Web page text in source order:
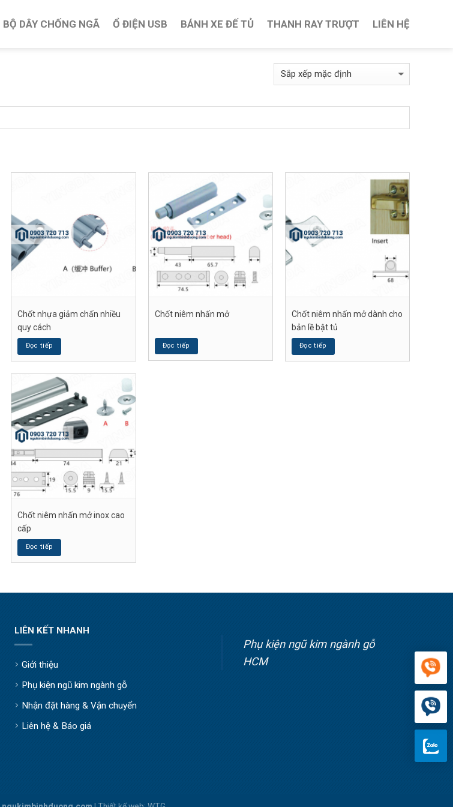
BỘ DÂY CHỐNG NGÃ Ổ ĐIỆN USB BÁNH XE ĐẾ TỦ THANH RAY TRƯỢT LIÊN HỆ
Chốt nhựa giảm chấn nhiều
quy cách
Đọc tiếp
Chốt niêm nhấn mở
Đọc tiếp
Chốt niêm nhấn mở dành cho
bản lề bật tủ
Đọc tiếp
Chốt niêm nhấn mở inox cao
cấp
Đọc tiếp
LIÊN KẾT NHANH
Giới thiệu
Phụ kiện ngũ kim ngành gỗ
Nhận đặt hàng & Vận chuyển
Liên hệ & Báo giá
Phụ kiện ngũ kim ngành gỗ
HCM